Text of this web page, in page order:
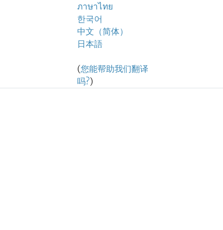
ภาษาไทย
한국어
中文（简体）
日本語
(您能帮助我们翻译
吗?)